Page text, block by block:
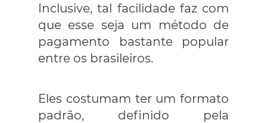
Inclusive, tal facilidade faz com
que esse seja um método de
pagamento bastante popular
entre os brasileiros.
Eles costumam ter um formato
padrão, definido pela